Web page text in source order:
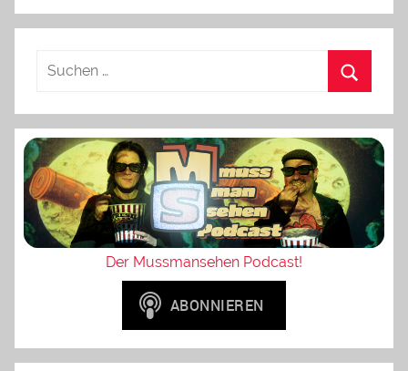
Der Mussmansehen Podcast!